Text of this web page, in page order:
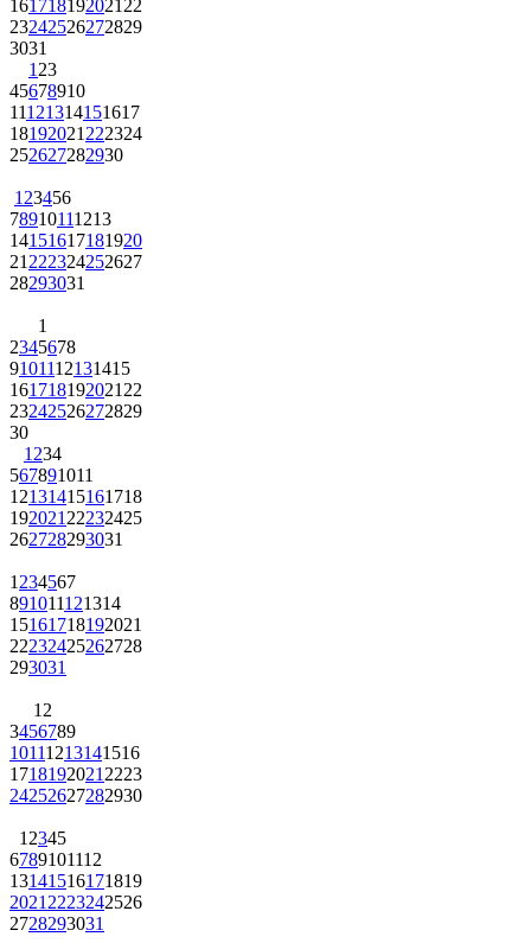
161718192021 22
23242526272829
3031
1 23
45678910
11121314151617
18192021 222324
252627282930
1 23456
78910111213
14151617181920
21 222324252627
28293031
1
2345678
9101112131415
161718192021 22
23242526272829
30
1 234
567891011
12131415161718
192021 22232425
262728293031
1 234567
891011121314
15161718192021
22232425262728
293031
1 2
3456789
10111213141516
1718192021 2223
24252627282930
1 2345
6789101112
13141516171819
2021 2223242526
2728293031